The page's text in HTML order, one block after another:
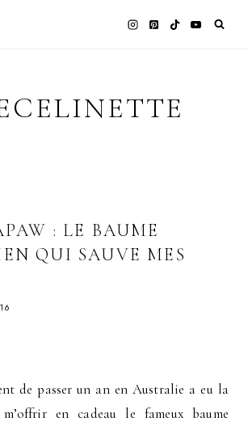
: LE BAUME
QUI SAUVE MES
de passer un an en Australie a eu la
en cadeau le fameux baume